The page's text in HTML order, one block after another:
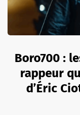
Boro700 :
rappeur
d’Éric